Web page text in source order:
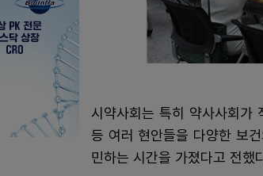
시약사회는 특히 약사사회가
등 여러 현안들을 다양한 보
민하는 시간을 가졌다고 전했